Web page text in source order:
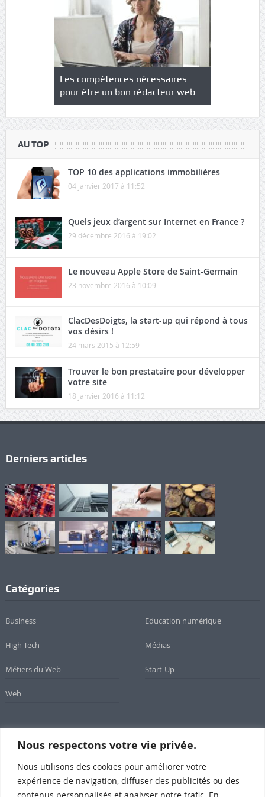
Nous respectons votre vie privée.
Nous utilisons des cookies pour améliorer votre
expérience de navigation, diffuser des publicités ou des
contenus personnalisés et analyser notre trafic. En
: un
Les compétences nécessaires
pour être un bon rédacteur web
AU TOP
TOP 10 des applications immobilières
04 janvier 2017 à 11:52
Quels jeux d’argent sur Internet en France ?
29 décembre 2016 à 19:02
Le nouveau Apple Store de Saint-Germain
23 novembre 2016 à 10:09
ClacDesDoigts, la start-up qui répond à tous
vos désirs !
24 mars 2015 à 12:59
Trouver le bon prestataire pour développer
votre site
18 janvier 2016 à 11:12
Derniers articles
Catégories
Business Education numérique
High-Tech Médias
Métiers du Web Start-Up
Web
Newsletter
Inscrivez-vous à notre newsletter